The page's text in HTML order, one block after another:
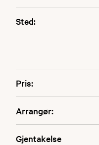
Sted:
Pris:
Arrangør:
Gjentakelse